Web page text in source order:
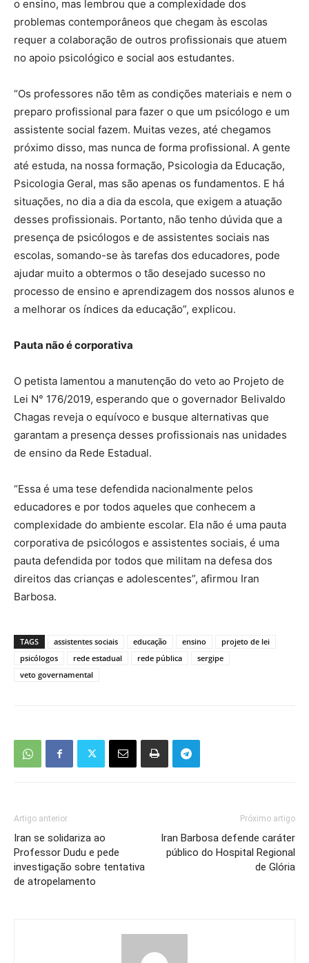
o ensino, mas lembrou que a complexidade dos
problemas contemporâneos que chegam às escolas
requer a colaboração de outros profissionais que atuem
no apoio psicológico e social aos estudantes.
“Os professores não têm as condições materiais e nem o
preparo profissional para fazer o que um psicólogo e um
assistente social fazem. Muitas vezes, até chegamos
próximo disso, mas nunca de forma profissional. A gente
até estuda, na nossa formação, Psicologia da Educação,
Psicologia Geral, mas são apenas os fundamentos. E há
situações, no dia a dia da escola, que exigem a atuação
desses profissionais. Portanto, não tenho dúvida que a
presença de psicólogos e de assistentes sociais nas
escolas, somando-se às tarefas dos educadores, pode
ajudar muito a obtermos o tão desejado sucesso no
processo de ensino e aprendizagem dos nossos alunos e
a melhorar os índices da educação”, explicou.
Pauta não é corporativa
O petista lamentou a manutenção do veto ao Projeto de
Lei N° 176/2019, esperando que o governador Belivaldo
Chagas reveja o equívoco e busque alternativas que
garantam a presença desses profissionais nas unidades
de ensino da Rede Estadual.
“Essa é uma tese defendida nacionalmente pelos
educadores e por todos aqueles que conhecem a
complexidade do ambiente escolar. Ela não é uma pauta
corporativa de psicólogos e assistentes sociais, é uma
pauta defendida por todos que militam na defesa dos
direitos das crianças e adolescentes”, afirmou Iran
Barbosa.
TAGS assistentes sociais educação ensino
projeto de lei
psicólogos
rede estadual rede pública
sergipe
veto governamental
Artigo anterior
Iran se solidariza ao
Professor Dudu e pede
investigação sobre tentativa
de atropelamento
Próximo artigo
Iran Barbosa defende caráter
público do Hospital Regional
de Glória